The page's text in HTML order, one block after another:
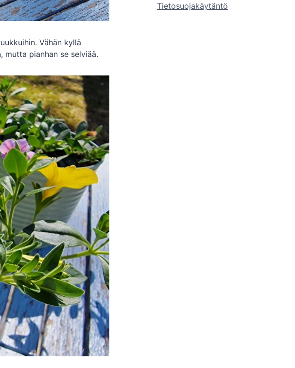
Vähän kyllä
pianhan se selviää.
Tietosuojakäytäntö